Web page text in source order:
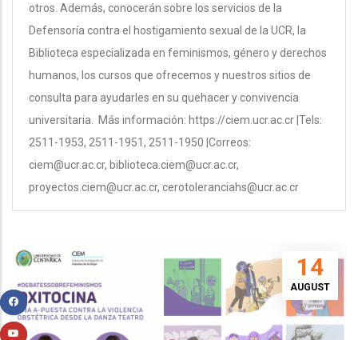
otros. Además, conocerán sobre los servicios de la
Defensoría contra el hostigamiento sexual de la UCR, la
Biblioteca especializada en feminismos, género y derechos
humanos, los cursos que ofrecemos y nuestros sitios de
consulta para ayudarles en su quehacer y convivencia
universitaria. Más información: https://ciem.ucr.ac.cr |Tels:
2511-1953, 2511-1951, 2511-1950 |Correos:
ciem@ucr.ac.cr, biblioteca.ciem@ucr.ac.cr,
proyectos.ciem@ucr.ac.cr, cerotoleranciahs@ucr.ac.cr
14
AUGUST